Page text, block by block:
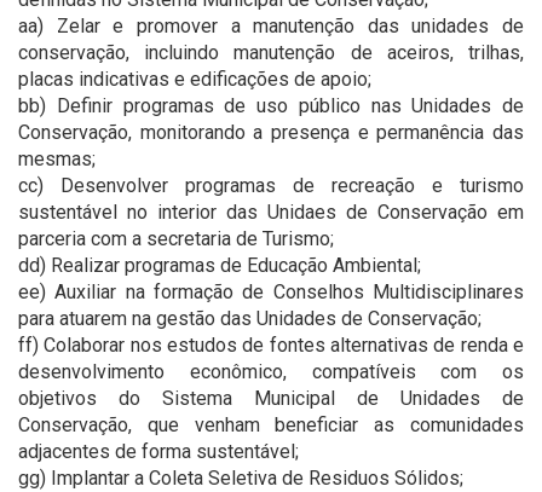
aa) Zelar e promover a manutenção das unidades de
conservação, incluindo manutenção de aceiros, trilhas,
placas indicativas e edificações de apoio;
bb) Definir programas de uso público nas Unidades de
Conservação, monitorando a presença e permanência das
mesmas;
cc) Desenvolver programas de recreação e turismo
sustentável no interior das Unidaes de Conservação em
parceria com a secretaria de Turismo;
dd) Realizar programas de Educação Ambiental;
ee) Auxiliar na formação de Conselhos Multidisciplinares
para atuarem na gestão das Unidades de Conservação;
ff) Colaborar nos estudos de fontes alternativas de renda e
desenvolvimento econômico, compatíveis com os
objetivos do Sistema Municipal de Unidades de
Conservação, que venham beneficiar as comunidades
adjacentes de forma sustentável;
gg) Implantar a Coleta Seletiva de Residuos Sólidos;